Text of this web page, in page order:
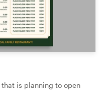
that is planning to open